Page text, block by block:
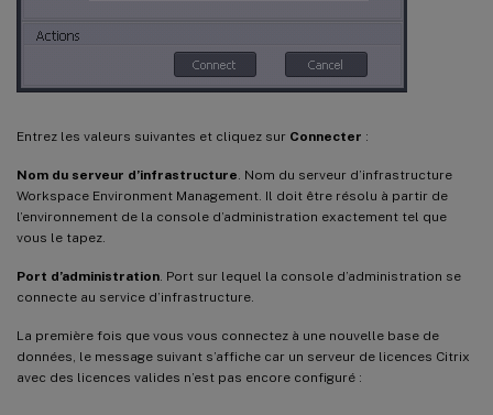
Entrez les valeurs suivantes et cliquez sur Connecter :
Nom du serveur d’infrastructure . Nom du serveur d’infrastructure
Workspace Environment Management. Il doit être résolu à partir de
l’environnement de la console d’administration exactement tel que
vous le tapez.
Port d’administration . Port sur lequel la console d’administration se
connecte au service d’infrastructure.
La première fois que vous vous connectez à une nouvelle base de
données, le message suivant s’affiche car un serveur de licences Citrix
avec des licences valides n’est pas encore configuré :